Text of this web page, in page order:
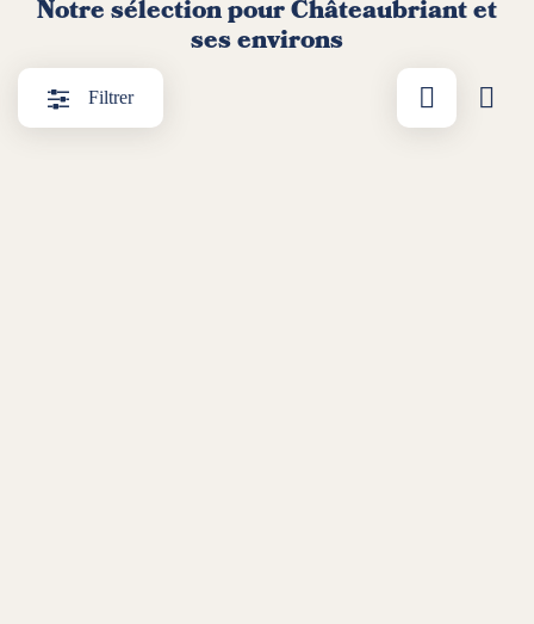
Notre sélection pour Châteaubriant et
ses environs
Filtrer Afficher par